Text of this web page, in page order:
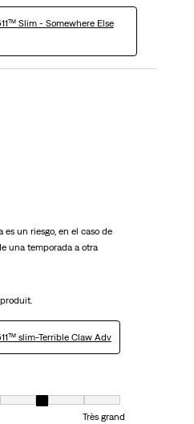
Slim - Somewhere Else
un riesgo, en el caso de
una temporada a otra
slim-Terrible Claw Adv
Très petit et 7 est égal à Très grand
Très grand